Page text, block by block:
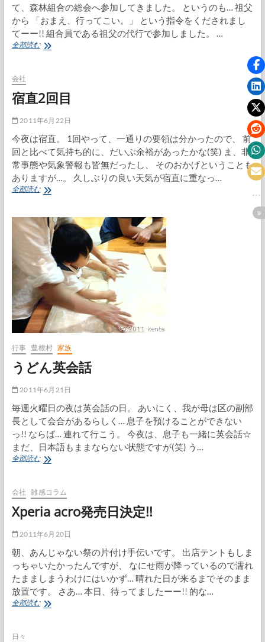
て、森林組合の総会へ参加してきました。 というのも… 祖父
から 「おまえ、行ってこい。」 という指令をくだされまし
てーー!! 組合員である祖父の代行で参加しました。 …
全部読む森
総
へ
会社
宿直2回目
2011年6月22日
今夜は宿直。 1回やって、一通りの要領は分かったので、 前
回と比べて気持ち的に、だいぶ余裕があったかな(笑) ま、非
常事態や気象警報も皆無だったし、 そのおかげということも
ありますが…。 久しぶりの良い天気が宿直に重なっ…
全部読む宿
回
目
行事 豊根村 家族
うどん英会話
2011年6月21日
毎週火曜日の夜は英会話の日。 あいにく、我が母は区の副部
長として会合があるらしく… 息子を預けることができない
っ!! ならば… 連れて行こう。 今夜は、息子も一緒に英会話☆
まだ、日本語もままならない状態ですが(笑) う…
全部読むう
英
会
話
会社 雑感コラム
Xperia acro発売日決定!!
2011年6月20日
朝、あんじゃない祭の片付け手伝いです。 出店テントもしま
っちゃいたかったんですが、 なにせ雨が降っているので濡れ
たまましまうわけにはいかず… 晴れた日が来るまでそのまま
放置です。 さあ… 本日、待ってましたーー!! 的な…
全部読むXperia
日々